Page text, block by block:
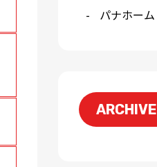
パナホーム
ARCHIVE